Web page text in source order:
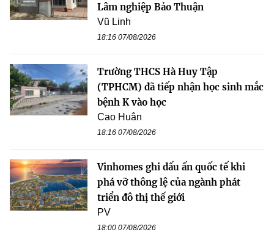
Lâm nghiệp Bảo Thuận
Vũ Linh
18:16 07/08/2026
Trường THCS Hà Huy Tập
(TPHCM) đã tiếp nhận học sinh mắc
bệnh K vào học
Cao Huân
18:16 07/08/2026
Vinhomes ghi dấu ấn quốc tế khi
phá vỡ thông lệ của ngành phát
triển đô thị thế giới
PV
18:00 07/08/2026